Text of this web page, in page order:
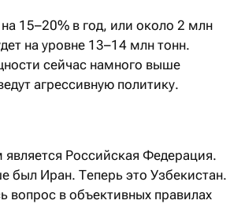
15–20% в год, или около 2 млн
на уровне 13–14 млн тонн.
сейчас намного выше
агрессивную политику.
Российская Федерация.
Иран. Теперь это Узбекистан.
вопрос в объективных правилах